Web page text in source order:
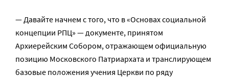
— Давайте начнем с того, что в «Основах социальной
концепции РПЦ» — документе, принятом
Архиерейским Собором, отражающем официальную
позицию Московского Патриархата и транслирующем
базовые положения учения Церкви по ряду